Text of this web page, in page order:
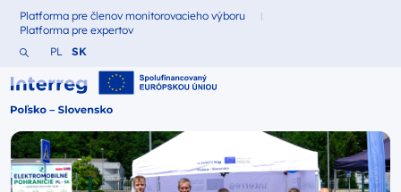
Fundusze dla
Platforma pre členov monitorovacieho výboru
Fundusze dla
Platforma pre expertov
Vyhľadajte webovú stránku
Zmień język na Polština
PL Zmień język na Slovenčina
SK
Interreg Polska – Słowacja 2021-2027